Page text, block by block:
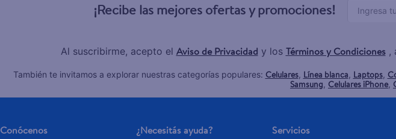
¡Recibe las mejores ofertas y promociones!
Al suscribirme, acepto el Aviso de Privacidad y los Términos y Condiciones,
También te invitamos a explorar nuestras categorías populares: Celulares, Línea blanca, Laptops,
Samsung, Celulares iPhone,
Conócenos ¿Necesitás ayuda? Servicios